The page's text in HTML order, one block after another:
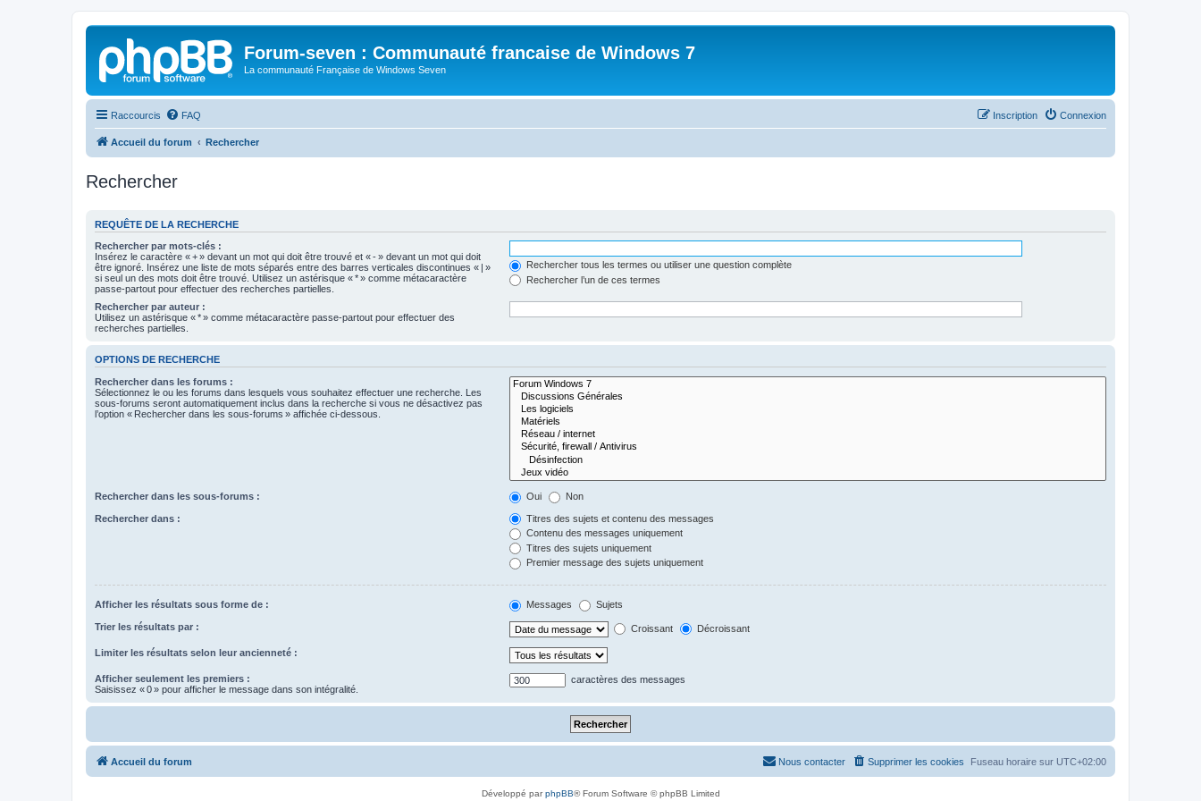
Forum-seven : Communauté francaise de Windows 7
La communauté Française de Windows Seven
Raccourcis FAQ Connexion
Inscription
Accueil du forum Rechercher
Rechercher
REQUÊTE DE LA RECHERCHE
Rechercher par mots-clés :
Insérez le caractère « + » devant un mot qui doit être trouvé et « - » devant un mot qui doit
être ignoré. Insérez une liste de mots séparés entre des barres verticales discontinues « | »
si seul un des mots doit être trouvé. Utilisez un astérisque « * » comme métacaractère
passe-partout pour effectuer des recherches partielles.
Rechercher tous les termes ou utiliser une question complète
Rechercher l’un de ces termes
Rechercher par auteur :
Utilisez un astérisque « * » comme métacaractère passe-partout pour effectuer des
recherches partielles.
OPTIONS DE RECHERCHE
Rechercher dans les forums :
Sélectionnez le ou les forums dans lesquels vous souhaitez effectuer une recherche. Les
sous-forums seront automatiquement inclus dans la recherche si vous ne désactivez pas
l’option « Rechercher dans les sous-forums » affichée ci-dessous.
Rechercher dans les sous-forums : Oui Non
Rechercher dans :
Titres des sujets et contenu des messages
Contenu des messages uniquement
Titres des sujets uniquement
Premier message des sujets uniquement
Afficher les résultats sous forme de : Messages Sujets
Trier les résultats par : Croissant Décroissant
Limiter les résultats selon leur ancienneté :
Afficher seulement les premiers :
Saisissez « 0 » pour afficher le message dans son intégralité.
caractères des messages
Accueil du forum Fuseau horaire sur UTC+02:00
Supprimer les cookies
Nous contacter
Développé parphpBB® Forum Software © phpBB Limited